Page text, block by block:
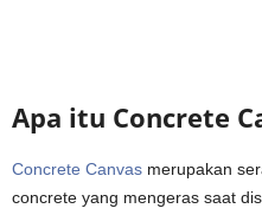
Apa itu Concrete
Concrete Canvas merupakan
concrete yang mengeras saat